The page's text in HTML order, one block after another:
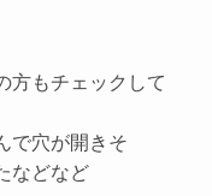
方もチェックして
で穴が開きそ
などなど